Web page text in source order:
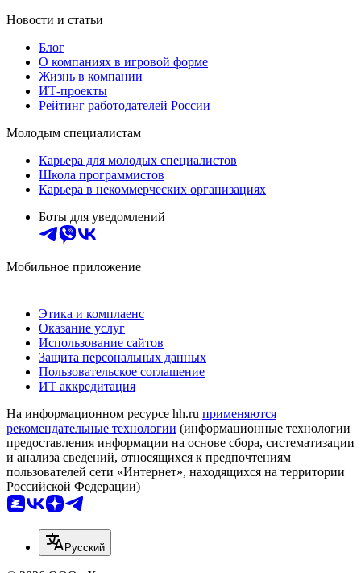
Новости и статьи
Блог
О компаниях в игровой форме
Жизнь в компании
ИТ-проекты
Рейтинг работодателей России
Молодым специалистам
Карьера для молодых специалистов
Школа программистов
Карьера в некоммерческих организациях
Боты для уведомлений
Мобильное приложение
Этика и комплаенс
Оказание услуг
Использование сайтов
Защита персональных данных
Пользовательское соглашение
ИТ аккредитация
На информационном ресурсе hh.ru применяются
рекомендательные технологии (информационные технологии
предоставления информации на основе сбора, систематизации
и анализа сведений, относящихся к предпочтениям
пользователей сети «Интернет», находящихся на территории
Российской Федерации)
Русский